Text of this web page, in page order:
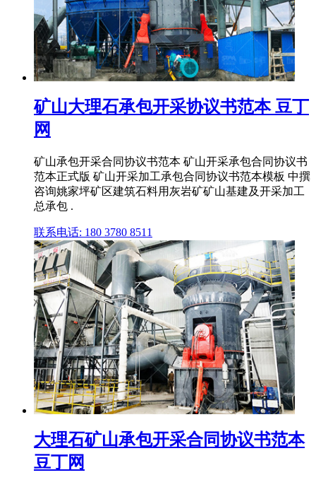
矿山大理石承包开采协议书范本 豆丁
网
矿山承包开采合同协议书范本 矿山开采承包合同协议书
范本正式版 矿山开采加工承包合同协议书范本模板 中撰
咨询姚家坪矿区建筑石料用灰岩矿矿山基建及开采加工
总承包 .
联系电话: 180 3780 8511
大理石矿山承包开采合同协议书范本
豆丁网